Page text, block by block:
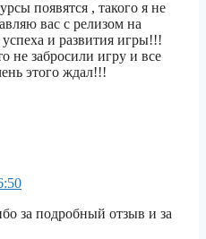
появятся , такого я не
вас с релизом на
и развития игры!!!
не забросили игру и все
этого ждал!!!
за подробный отзыв и за